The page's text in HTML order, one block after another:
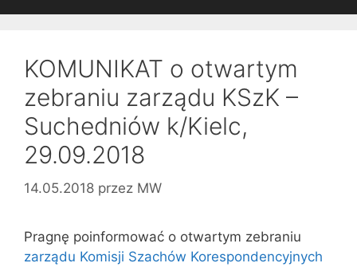
KOMUNIKAT o otwartym
zebraniu zarządu KSzK –
Suchedniów k/Kielc,
29.09.2018
14.05.2018 przez MW
Pragnę poinformować o otwartym zebraniu
zarządu Komisji Szachów Korespondencyjnych